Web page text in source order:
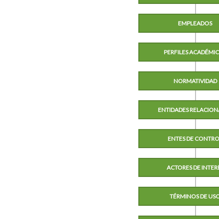
EMPLEADOS
PERFILES
NORMATIVIDAD
ENTIDADES
ENTES DE
ACTORES DE
TÉRMINOS DE